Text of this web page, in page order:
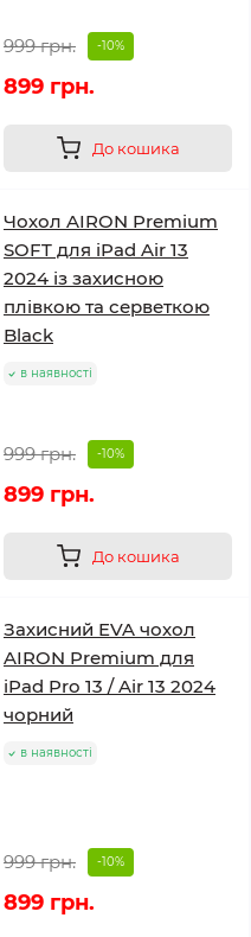
999 грн. -10%
899 грн.
До кошика
Чохол AIRON Premium
SOFT для iPad Air 13
2024 із захисною
плівкою та серветкою
Black
в наявності
999 грн. -10%
899 грн.
До кошика
Захисний EVA чохол
AIRON Premium для
iPad Pro 13 / Air 13 2024
чорний
в наявності
999 грн. -10%
899 грн.